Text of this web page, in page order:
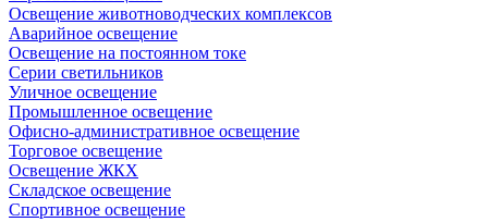
Освещение животноводческих комплексов
Аварийное освещение
Освещение на постоянном токе
Серии светильников
Уличное освещение
Промышленное освещение
Офисно-административное освещение
Торговое освещение
Освещение ЖКХ
Складское освещение
Спортивное освещение